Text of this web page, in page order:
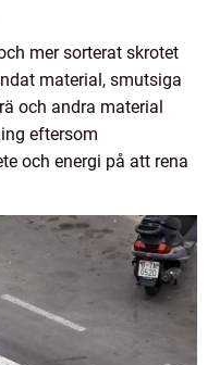
mer sorterat skrotet
material, smutsiga
och andra material
eftersom
och energi på att rena